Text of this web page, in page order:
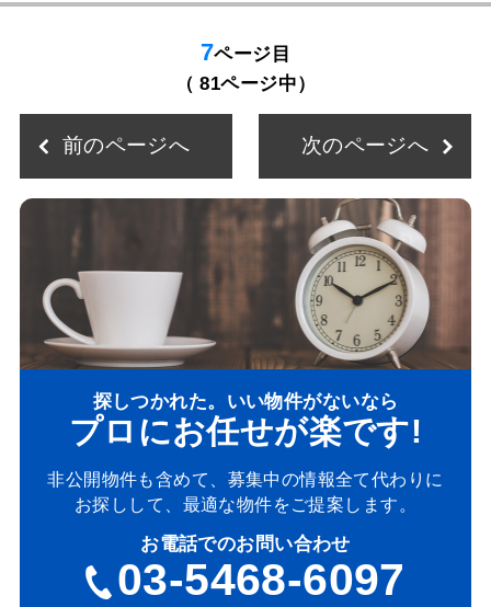
7ページ目
（ 81ページ中）
前のページへ 次のページへ
探しつかれた。いい物件がないなら
プロにお任せが楽です!
非公開物件も含めて、募集中の情報全て代わりに
お探しして、最適な物件をご提案します。
お電話でのお問い合わせ
03-5468-6097